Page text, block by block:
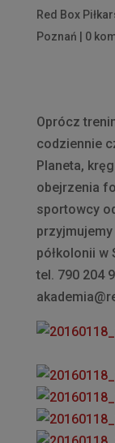
Red Box
Poznań
0
Oprócz
codziennie
Planeta,
obejrzenia
sportowcy
półkolonii w
tel. 790 204